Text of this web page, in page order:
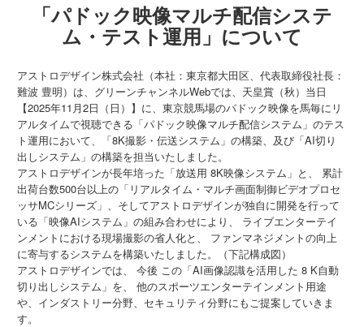
「パドック映像マルチ配信システ
ム・テスト運用」について
アストロデザイン株式会社（本社：東京都大田区、代表取締役社長：
難波 豊明）は、グリーンチャンネルWebでは、天皇賞（秋）当日
【2025年11月2日（日）】に、東京競馬場のパドック映像を馬毎にリ
アルタイムで視聴できる「パドック映像マルチ配信システム」のテス
ト運用において、「8K撮影・伝送システム」の構築、及び「AI切り
出しシステム」の構築を担当いたしました。
アストロデザインが長年培った「放送用 8K映像システム」と、 累計
出荷台数500台以上の「リアルタイム・マルチ画面制御ビデオプロセ
ッサMCシリーズ」、そしてアストロデザインが独自に開発を行って
いる「映像AIシステム」の組み合わせにより、 ライブエンターテイ
ンメントにおける現場撮影の省人化と、 ファンマネジメントの向上
に寄与するシステムを構築いたしました。（下記構成図）
アストロデザインでは、 今後 この「AI画像認識を活用した 8 K自動
切り出しシステム」を、 他のスポーツエンターテインメント用途
や、インダストリー分野、セキュリティ分野にもご提案していきま
す。